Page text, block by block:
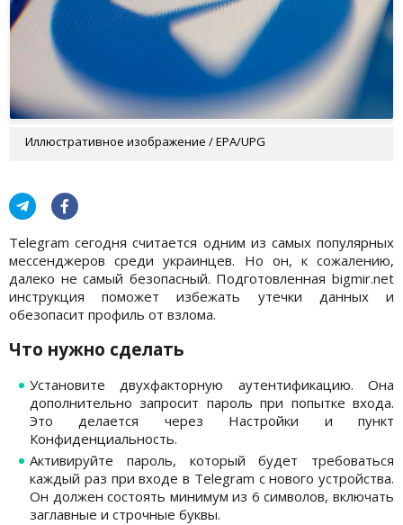
Иллюстративное изображение / EPA/UPG
Telegram сегодня считается одним из самых популярных
мессенджеров среди украинцев. Но он, к сожалению,
далеко не самый безопасный. Подготовленная bigmir.net
инструкция поможет избежать утечки данных и
обезопасит профиль от взлома.
Что нужно сделать
Установите двухфакторную аутентификацию. Она
дополнительно запросит пароль при попытке входа.
Это делается через Настройки и пункт
Конфиденциальность.
Активируйте пароль, который будет требоваться
каждый раз при входе в Telegram с нового устройства.
Он должен состоять минимум из 6 символов, включать
заглавные и строчные буквы.